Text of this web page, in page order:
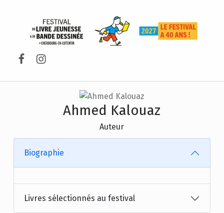
Facebook
Instagram
Ahmed Kalouaz
Auteur
Biographie
Livres sélectionnés au festival